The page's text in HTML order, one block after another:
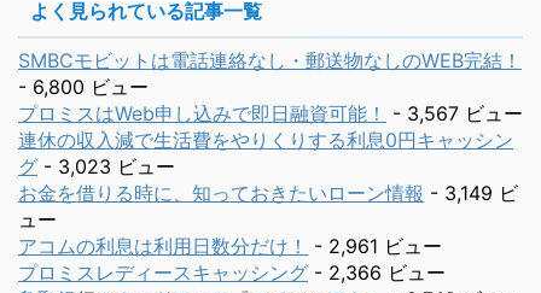
よく見られている記事一覧
SMBCモビットは電話連絡なし・郵送物なしのWEB完結！
- 6,800 ビュー
プロミスはWeb申し込みで即日融資可能！
- 3,567 ビュー
連休の収入減で生活費をやりくりする利息0円キャッシン
グ - 3,023 ビュー
お金を借りる時に、知っておきたいローン情報 - 3,149 ビ
ュー
アコムの利息は利用日数分だけ！
- 2,961 ビュー
プロミスレディースキャッシング - 2,366 ビュー